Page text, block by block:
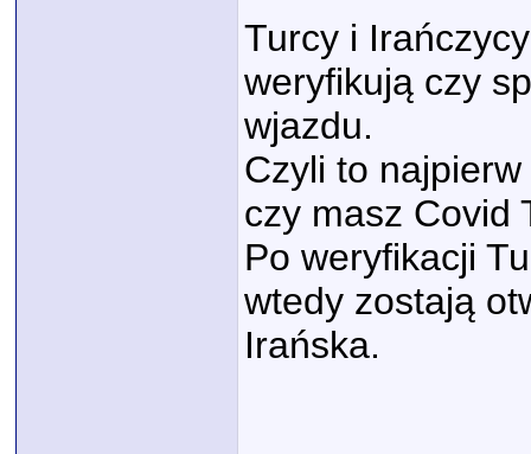
Turcy i
weryfikują czy
wjazdu.
Czyli to
czy masz Covid
Po weryfikacji
wtedy zostają
Irańska.